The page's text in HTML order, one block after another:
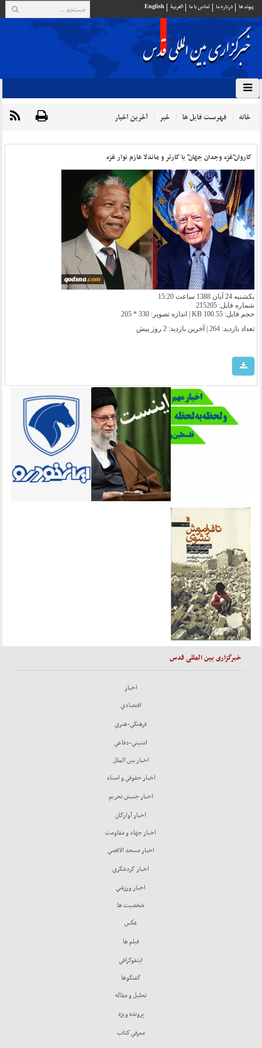
پيوند ها درباره ما تماس با ما العربية English
خانه فهرست فایل ها خبر آخرین اخبار
کاروان"غزه وجدان جهان" با کارتر و ماندلا عازم نوار غزه
یکشنبه 24 آبان 1388 ساعت 15:20
شماره فایل: 215205
حجم فایل: 100.55 KB | اندازه تصویر: 330 * 205
تعداد بازدید: 264 | آخرین بازدید:
2 روز پیش
خبرگزاری بین المللی قدس
اخبار
اقتصادي
فرهنگي-هنري
امنيتي-دفاعي
اخبار بين الملل
اخبار حقوقي و اسناد
اخبار جنبش تحريم
اخبار آوارگان
اخبار جهاد و مقاومت
اخبار مسجد الاقصي
اخبار گردشگري
اخبار ورزشي
شخصيت ها
عكس
فيلم ها
اينفوگرافي
گفتگوها
تحليل و مقاله
پرونده ويژه
معرفي كتاب